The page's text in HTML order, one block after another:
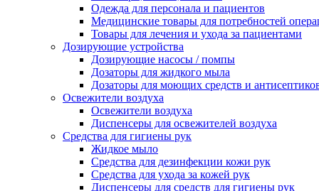
Одежда для персонала и пациентов
Медицинские товары для потребностей
Товары для лечения и ухода за пациентами
Дозирующие устройства
Дозирующие насосы / помпы
Дозаторы для жидкого мыла
Дозаторы для моющих средств и
Освежители воздуха
Освежители воздуха
Диспенсеры для освежителей воздуха
Средства для гигиены рук
Жидкое мыло
Средства для дезинфекции кожи рук
Средства для ухода за кожей рук
Диспенсеры для средств для гигиены рук